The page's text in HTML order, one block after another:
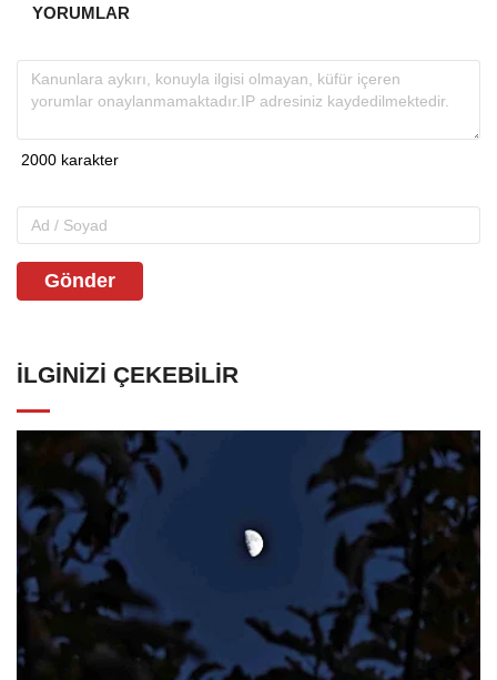
YORUMLAR
Gönder
İLGINIZI ÇEKEBILIR